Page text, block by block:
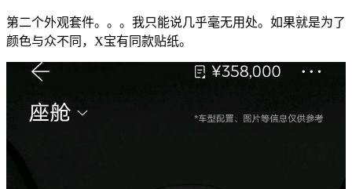
第二个外观套件。。。我只能说几乎毫无用处。如果就是为了
颜色与众不同，X宝有同款贴纸。